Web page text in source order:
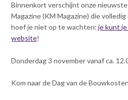
Binnenkort verschijnt onze
Magazine (KM Magazine) die
hoef je niet op te wachten:je kunt
website!
Donderdag 3 november vanaf ca.
Kom naar de Dag van de